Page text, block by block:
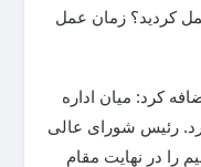
کردید؟ زمان عمل
کرد: میان اداره
رئیس شورای عالی
را در نهایت مقام